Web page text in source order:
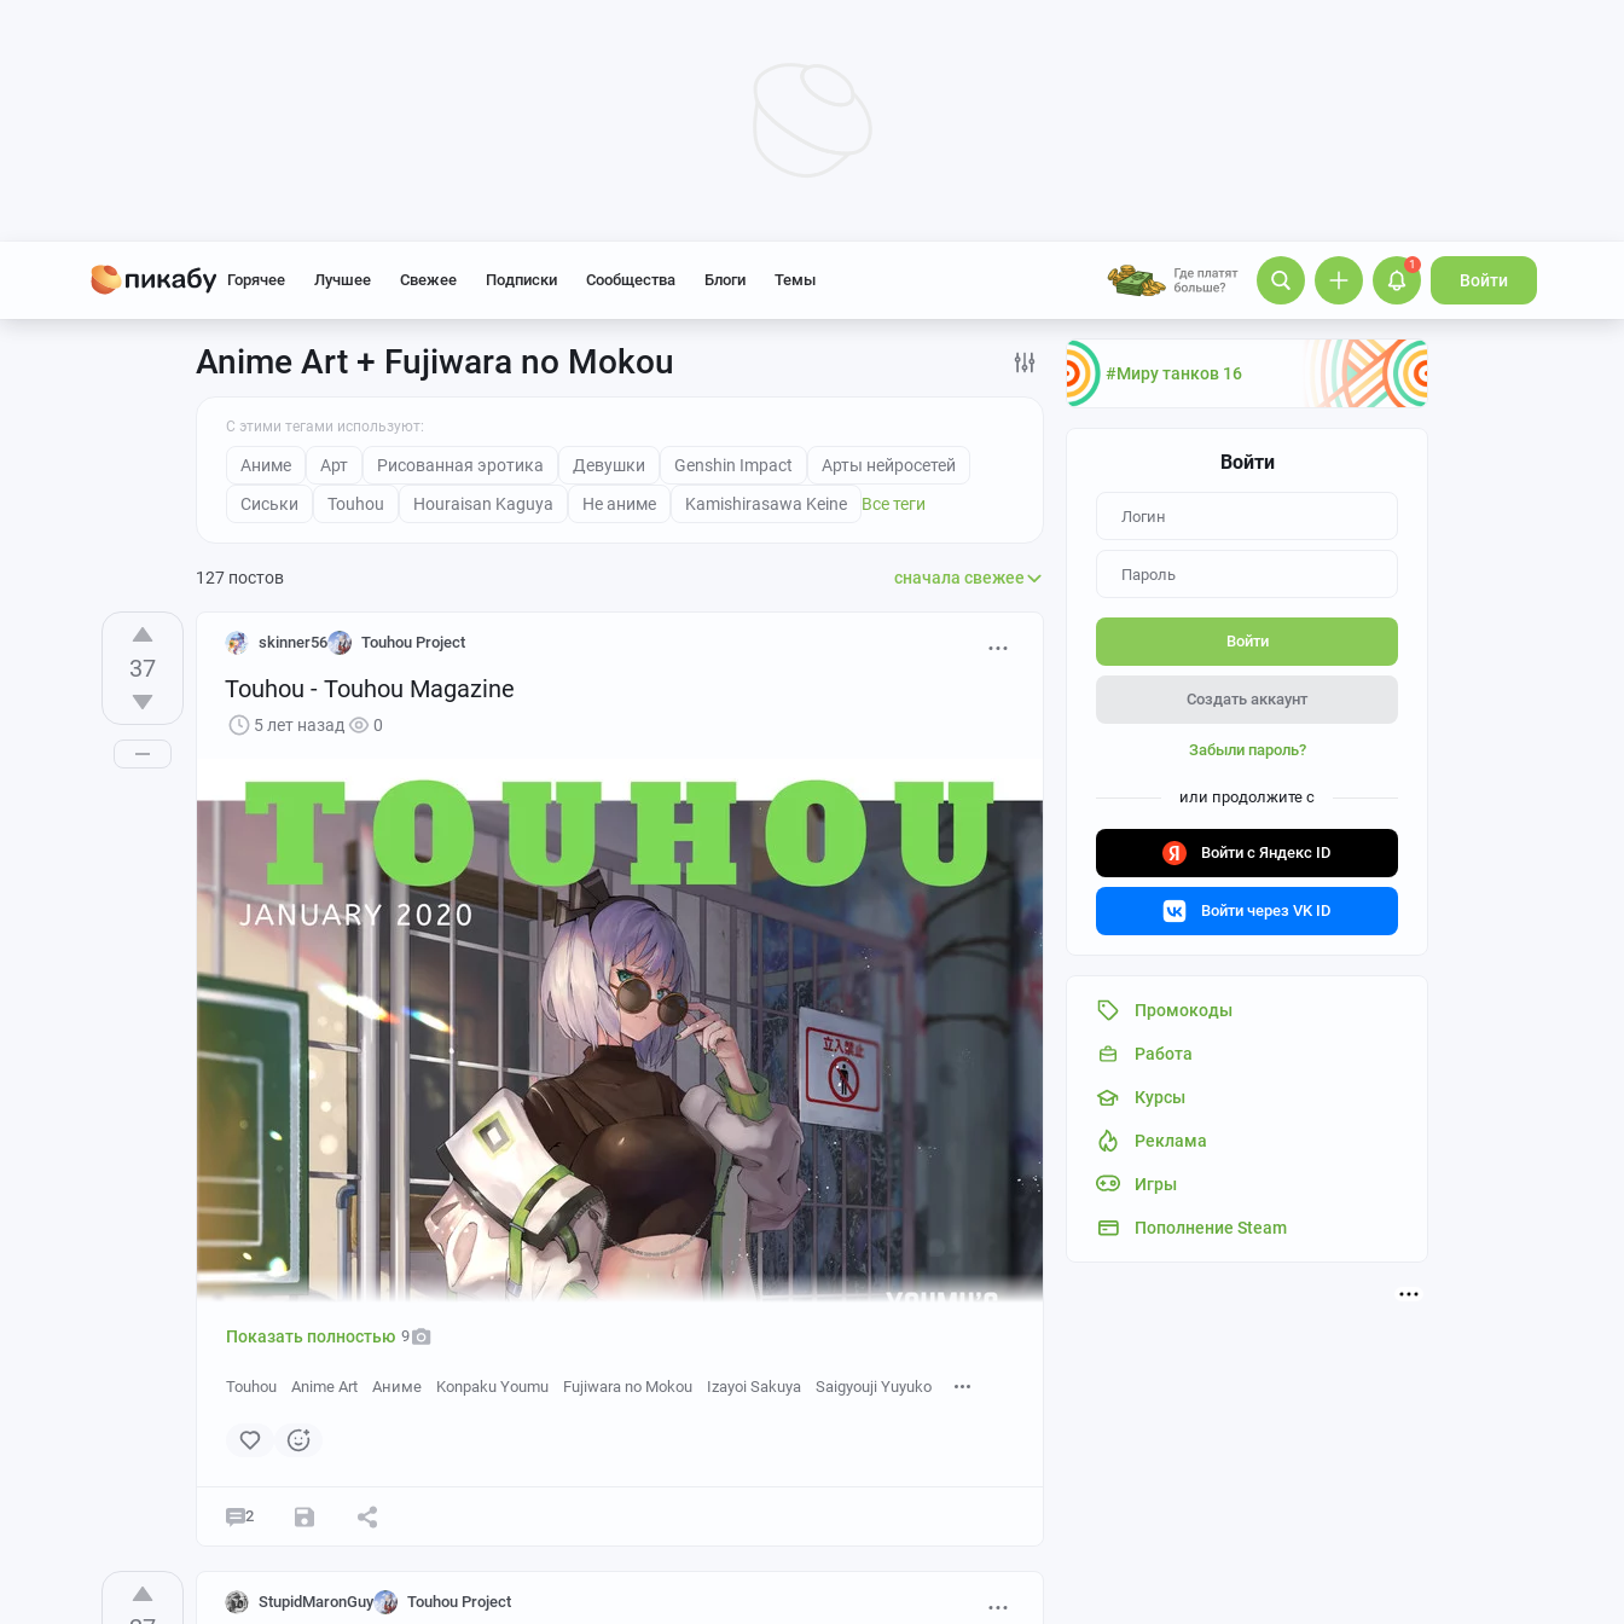
Горячее Лучшее Свежее Подписки Сообщества Блоги Темы
1
Войти
#Миру танков 16
Войти
Войти
Создать аккаунт
Забыли пароль?
или продолжите с
Войти с Яндекс ID
Войти через VK ID
Промокоды
Работа
Курсы
Реклама
Игры
Пополнение Steam
Anime Art + Fujiwara no Mokou
С этими тегами используют:
Аниме Арт Рисованная эротика Девушки Genshin Impact
Арты нейросетей
Сиськи
Touhou Houraisan Kaguya Не аниме Kamishirasawa Keine Все теги
127 постов сначала свежее
37
skinner56 Touhou Project
Touhou - Touhou Magazine
5 лет назад 0
Показать полностью 9
Touhou Anime Art Аниме Konpaku Youmu Fujiwara no Mokou Izayoi Sakuya Saigyouji Yuyuko
2
StupidMaronGuy Touhou Project